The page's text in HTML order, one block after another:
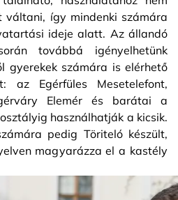
váltani, így mindenki számára
ideje alatt. Az állandó
továbbá igényelhetünk
gyerekek számára is elérhető
az Egérfüles Mesetelefont,
Elemér és barátai a
használhatják a kicsik.
pedig Töriteló készült,
magyarázza el a kastély